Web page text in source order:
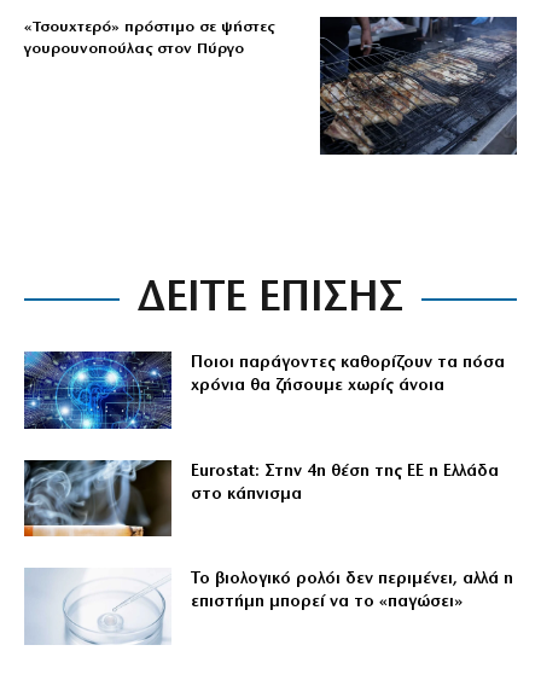
«Τσουχτερό» πρόστιμο σε ψήστες
γουρουνοπούλας στον Πύργο
ΔΕΙΤΕ ΕΠΙΣΗΣ
Ποιοι παράγοντες καθορίζουν τα πόσα
χρόνια θα ζήσουμε χωρίς άνοια
Eurostat: Στην 4η θέση της ΕΕ η Ελλάδα
στο κάπνισμα
Το βιολογικό ρολόι δεν περιμένει, αλλά η
επιστήμη μπορεί να το «παγώσει»